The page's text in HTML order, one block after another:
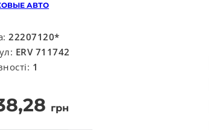
АВТО
22207120*
ERV 711742
1
грн